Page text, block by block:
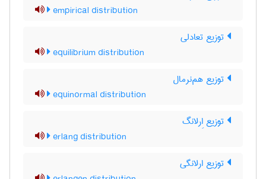
empirical distribution
توزیع تعادلی
equilibrium distribution
توزیع هم‌نرمال
equinormal distribution
توزیع اِرلانگ
erlang distribution
توزیع ارلانگی